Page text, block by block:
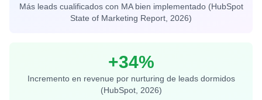
Más leads cualificados con MA bien implementado (HubSpot
State of Marketing Report, 2026)
+34%
Incremento en revenue por nurturing de leads dormidos
(HubSpot, 2026)